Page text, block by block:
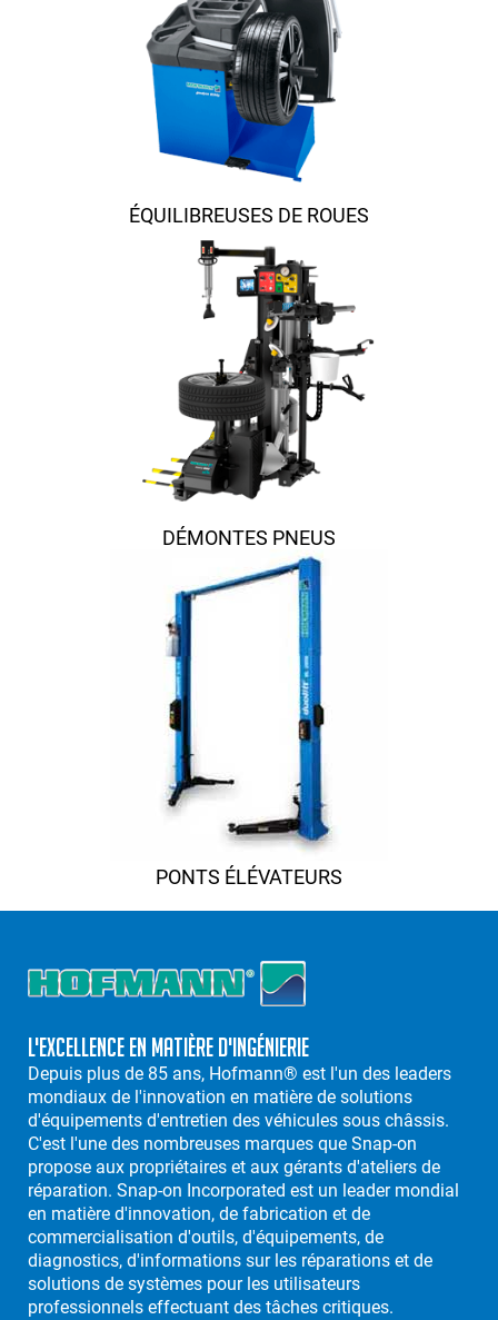
ÉQUILIBREUSES DE ROUES
DÉMONTES PNEUS
PONTS ÉLÉVATEURS
L'excellence en matière d'ingénierie
Depuis plus de 85 ans, Hofmann® est l'un des leaders
mondiaux de l'innovation en matière de solutions
d'équipements d'entretien des véhicules sous châssis.
C'est l'une des nombreuses marques que Snap-on
propose aux propriétaires et aux gérants d'ateliers de
réparation. Snap-on Incorporated est un leader mondial
en matière d'innovation, de fabrication et de
commercialisation d'outils, d'équipements, de
diagnostics, d'informations sur les réparations et de
solutions de systèmes pour les utilisateurs
professionnels effectuant des tâches critiques.